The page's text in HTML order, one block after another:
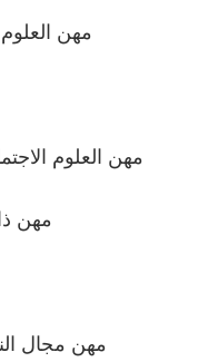
مهن
مهن العلوم
مهن
مهن مجال